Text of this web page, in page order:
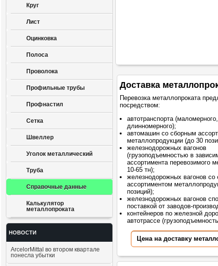
Круг
Лист
Оцинковка
Полоса
Проволока
Профильные трубы
Профнастил
Сетка
Швеллер
Уголок металлический
Труба
Справочные данные
Калькулятор
металлопроката
НОВОСТИ
ArcelorMittal во втором квартале
понесла убытки
Доставка
Перевозка металлопроката
посредством:
автотранспорта (маломерного,
длинномерного);
автомашин со сборным
металлопродукции (до 30
железнодорожных вагонов
(грузоподъемностью в
ассортимента перевозимого
10-65 тн);
железнодорожных вагонов со
ассортиментом
позиций);
железнодорожных вагонов
поставкой от заводов-
контейнеров по железной
автотрассе
Цена на доставку